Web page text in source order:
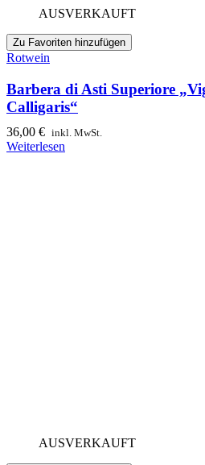
AUSVERKAUFT
Zu Favoriten hinzufügen
Rotwein
Barbera di Asti Superiore
Calligaris“
36,00 € inkl. MwSt.
Weiterlesen
AUSVERKAUFT